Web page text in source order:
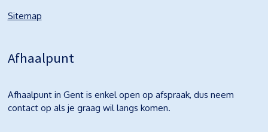
Sitemap
Afhaalpunt
Afhaalpunt in Gent is enkel open op afspraak, dus neem
contact op als je graag wil langs komen.